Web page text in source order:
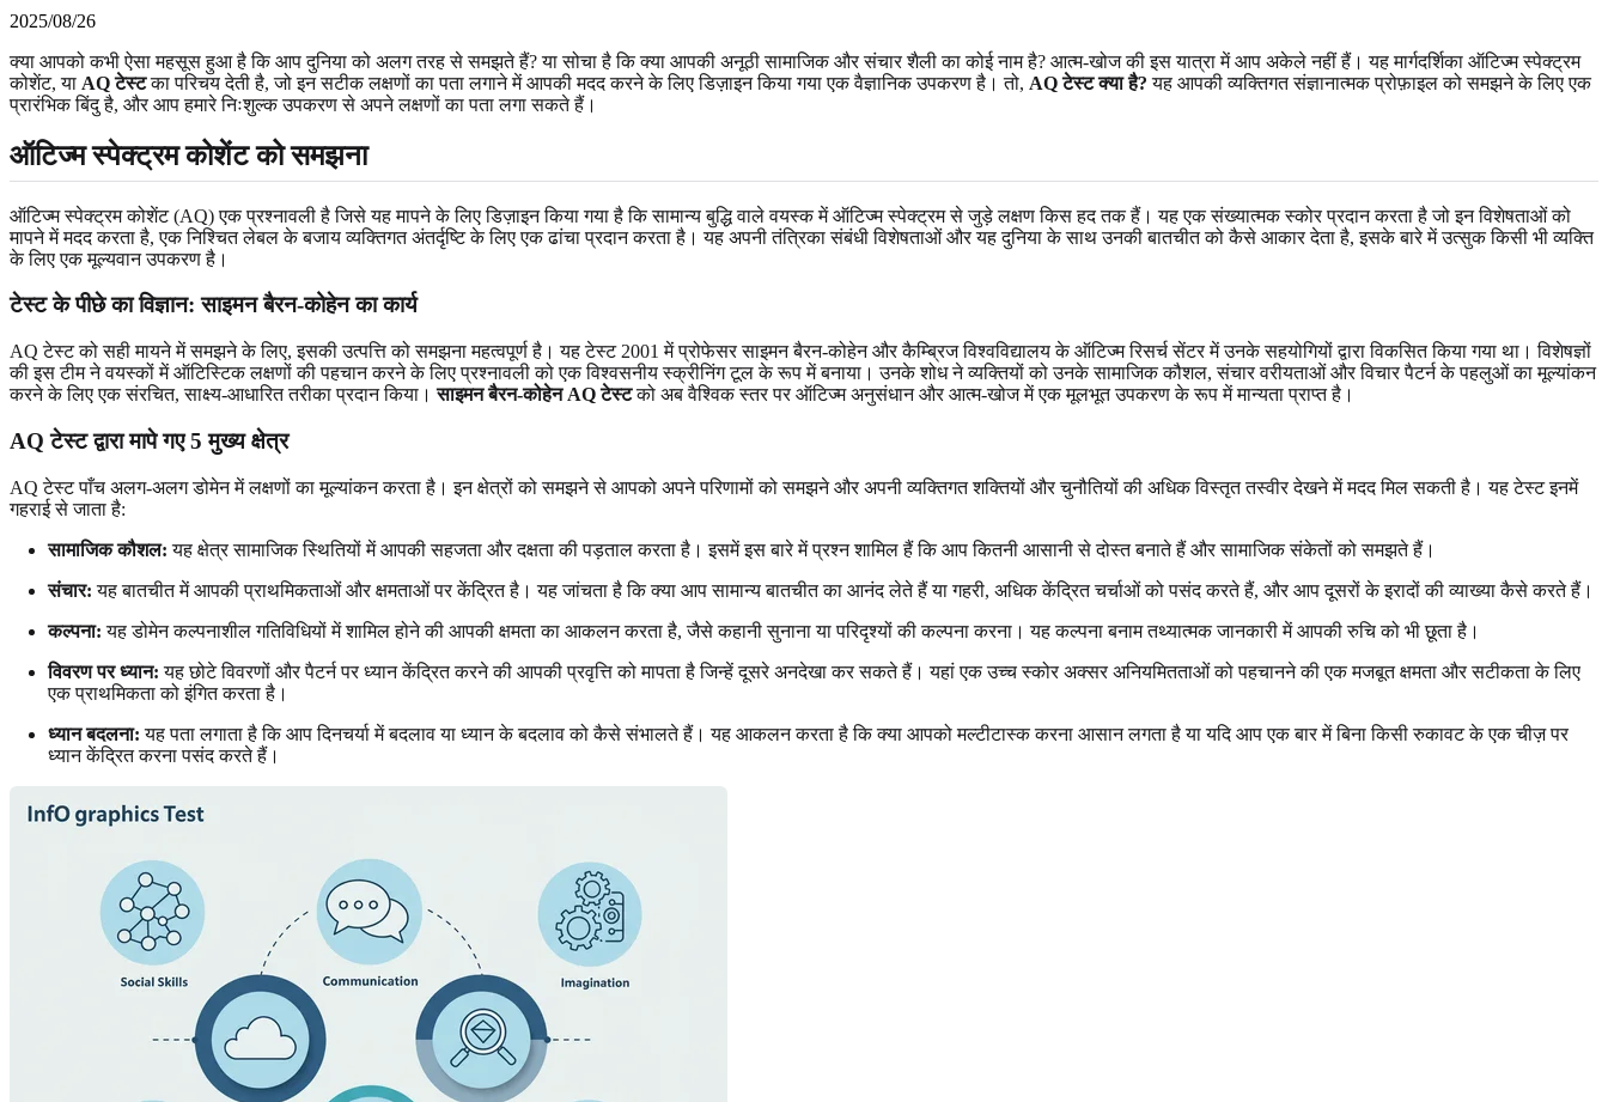
2025/08/26
क्या आपको कभी ऐसा महसूस हुआ है कि आप दुनिया को अलग तरह से समझते हैं? या सोचा है कि क्या आपकी अनूठी सामाजिक और संचार शैली का कोई नाम है? आत्म-खोज की इस यात्रा में आप अकेले नहीं हैं। यह मार्गदर्शिका ऑटिज्म स्पेक्ट्रम
कोशेंट, या AQ टेस्टका परिचय देती है, जो इन सटीक लक्षणों का पता लगाने में आपकी मदद करने के लिए डिज़ाइन किया गया एक वैज्ञानिक उपकरण है। तो, AQ टेस्ट क्या है? यह आपकी व्यक्तिगत संज्ञानात्मक प्रोफ़ाइल को समझने के लिए एक
प्रारंभिक बिंदु है, और आप हमारे निःशुल्क उपकरण से अपने लक्षणों का पता लगा सकते हैं ।
ऑटिज्म स्पेक्ट्रम कोशेंट को समझना
ऑटिज्म स्पेक्ट्रम कोशेंट (AQ) एक प्रश्नावली है जिसे यह मापने के लिए डिज़ाइन किया गया है कि सामान्य बुद्धि वाले वयस्क में ऑटिज्म स्पेक्ट्रम से जुड़े लक्षण किस हद तक हैं। यह एक संख्यात्मक स्कोर प्रदान करता है जो इन विशेषताओं को
मापने में मदद करता है, एक निश्चित लेबल के बजाय व्यक्तिगत अंतर्दृष्टि के लिए एक ढांचा प्रदान करता है। यह अपनी तंत्रिका संबंधी विशेषताओं और यह दुनिया के साथ उनकी बातचीत को कैसे आकार देता है, इसके बारे में उत्सुक किसी भी व्यक्ति
के लिए एक मूल्यवान उपकरण है।
टेस्ट के पीछे का विज्ञान: साइमन बैरन-कोहेन का कार्य
AQ टेस्ट को सही मायने में समझने के लिए, इसकी उत्पत्ति को समझना महत्वपूर्ण है। यह टेस्ट 2001 में प्रोफेसर साइमन बैरन-कोहेन और कैम्ब्रिज विश्वविद्यालय के ऑटिज्म रिसर्च सेंटर में उनके सहयोगियों द्वारा विकसित किया गया था। विशेषज्ञों
की इस टीम ने वयस्कों में ऑटिस्टिक लक्षणों की पहचान करने के लिए प्रश्नावली को एक विश्वसनीय स्क्रीनिंग टूल के रूप में बनाया। उनके शोध ने व्यक्तियों को उनके सामाजिक कौशल, संचार वरीयताओं और विचार पैटर्न के पहलुओं का मूल्यांकन
करने के लिए एक संरचित, साक्ष्य-आधारित तरीका प्रदान किया।साइमन बैरन-कोहेन AQ टेस्टको अब वैश्विक स्तर पर ऑटिज्म अनुसंधान और आत्म-खोज में एक मूलभूत उपकरण के रूप में मान्यता प्राप्त है।
AQ टेस्ट द्वारा मापे गए 5 मुख्य क्षेत्र
AQ टेस्ट पाँच अलग-अलग डोमेन में लक्षणों का मूल्यांकन करता है। इन क्षेत्रों को समझने से आपको अपने परिणामों को समझने और अपनी व्यक्तिगत शक्तियों और चुनौतियों की अधिक विस्तृत तस्वीर देखने में मदद मिल सकती है। यह टेस्ट इनमें
गहराई से जाता है:
सामाजिक कौशल: यह क्षेत्र सामाजिक स्थितियों में आपकी सहजता और दक्षता की पड़ताल करता है। इसमें इस बारे में प्रश्न शामिल हैं कि आप कितनी आसानी से दोस्त बनाते हैं और सामाजिक संकेतों को समझते हैं।
संचार: यह बातचीत में आपकी प्राथमिकताओं और क्षमताओं पर केंद्रित है। यह जांचता है कि क्या आप सामान्य बातचीत का आनंद लेते हैं या गहरी, अधिक केंद्रित चर्चाओं को पसंद करते हैं, और आप दूसरों के इरादों की व्याख्या कैसे करते हैं।
कल्पना: यह डोमेन कल्पनाशील गतिविधियों में शामिल होने की आपकी क्षमता का आकलन करता है, जैसे कहानी सुनाना या परिदृश्यों की कल्पना करना। यह कल्पना बनाम तथ्यात्मक जानकारी में आपकी रुचि को भी छूता है।
विवरण पर ध्यान: यह छोटे विवरणों और पैटर्न पर ध्यान केंद्रित करने की आपकी प्रवृत्ति को मापता है जिन्हें दूसरे अनदेखा कर सकते हैं। यहां एक उच्च स्कोर अक्सर अनियमितताओं को पहचानने की एक मजबूत क्षमता और सटीकता के लिए
एक प्राथमिकता को इंगित करता है।
ध्यान बदलना: यह पता लगाता है कि आप दिनचर्या में बदलाव या ध्यान के बदलाव को कैसे संभालते हैं। यह आकलन करता है कि क्या आपको मल्टीटास्क करना आसान लगता है या यदि आप एक बार में बिना किसी रुकावट के एक चीज़ पर
ध्यान केंद्रित करना पसंद करते हैं।